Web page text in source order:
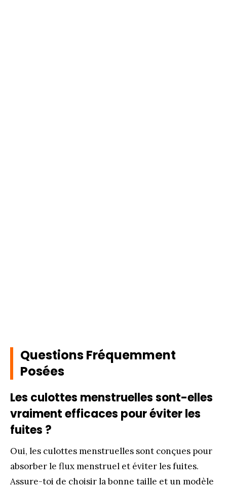
Questions Fréquemment
Posées
Les culottes menstruelles sont-elles
vraiment efficaces pour éviter les
fuites ?
Oui, les culottes menstruelles sont conçues pour
absorber le flux menstruel et éviter les fuites.
Assure-toi de choisir la bonne taille et un modèle